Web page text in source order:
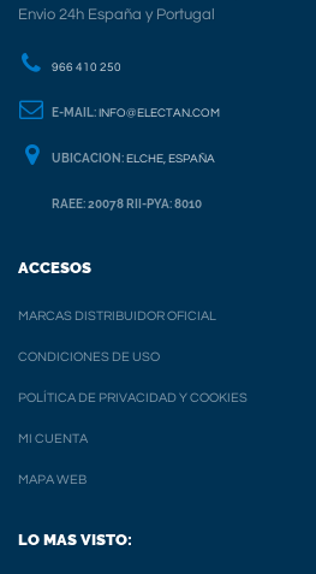
Envio 24h España y Portugal
966 410 250
E-MAIL: INFO@ELECTAN.COM
UBICACION: ELCHE, ESPAÑA
RAEE: 20078 RII-PYA: 8010
ACCESOS
MARCAS DISTRIBUIDOR OFICIAL
CONDICIONES DE USO
POLÍTICA DE PRIVACIDAD Y COOKIES
MI CUENTA
MAPA WEB
LO MAS VISTO: